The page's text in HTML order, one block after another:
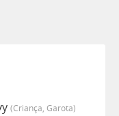
(criança, Garota)